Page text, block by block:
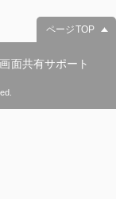
ページTOP
画面共有サポート